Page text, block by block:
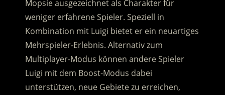
Mopsie ausgezeichnet als Charakter für
weniger erfahrene Spieler. Speziell in
Kombination mit Luigi bietet er ein neuartiges
Mehrspieler-Erlebnis. Alternativ zum
Multiplayer-Modus können andere Spieler
Luigi mit dem Boost-Modus dabei
unterstützen, neue Gebiete zu erreichen,